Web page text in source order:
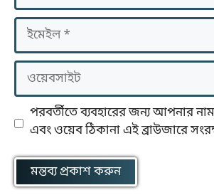
ইমেইল
ওয়েবসাইট
পরবর্তীতে ব্যবহারের জন্য আপনার
এবং ওয়েব ঠিকানা এই ব্রাউজারে